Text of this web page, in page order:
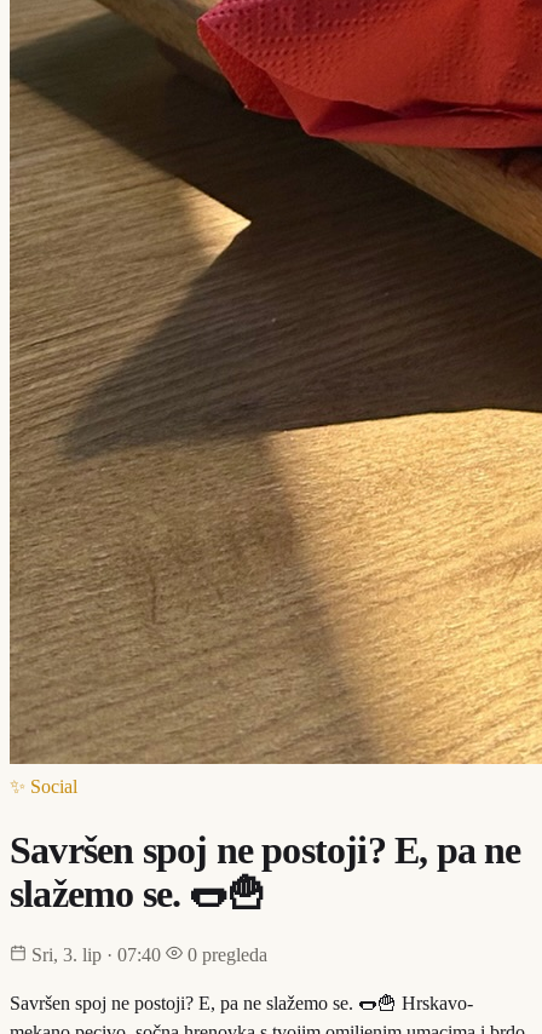
✨ Social
Savršen spoj ne postoji? E, pa ne
slažemo se. 🌭🍟
Sri, 3. lip · 07:40 0 pregleda
Savršen spoj ne postoji? E, pa ne slažemo se. 🌭🍟 Hrskavo-